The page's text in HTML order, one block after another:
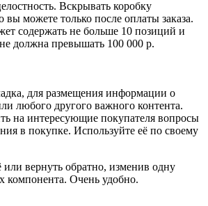
Вскрывать коробку
вы можете только после оплаты заказа.
содержать не больше 10 позиций и
должна превышать 100 000 р.
для размещения информации о
любого другого важного контента.
на интересующие покупателя вопросы
в покупке. Используйте её по своему
вернуть обратно, изменив одну
компонента. Очень удобно.